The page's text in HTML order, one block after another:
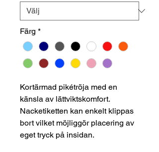
Färg *
Kortärmad pikétröja med en
känsla av lättviktskomfort.
Nacketiketten kan enkelt klippas
bort vilket möjliggör placering av
eget tryck på insidan.